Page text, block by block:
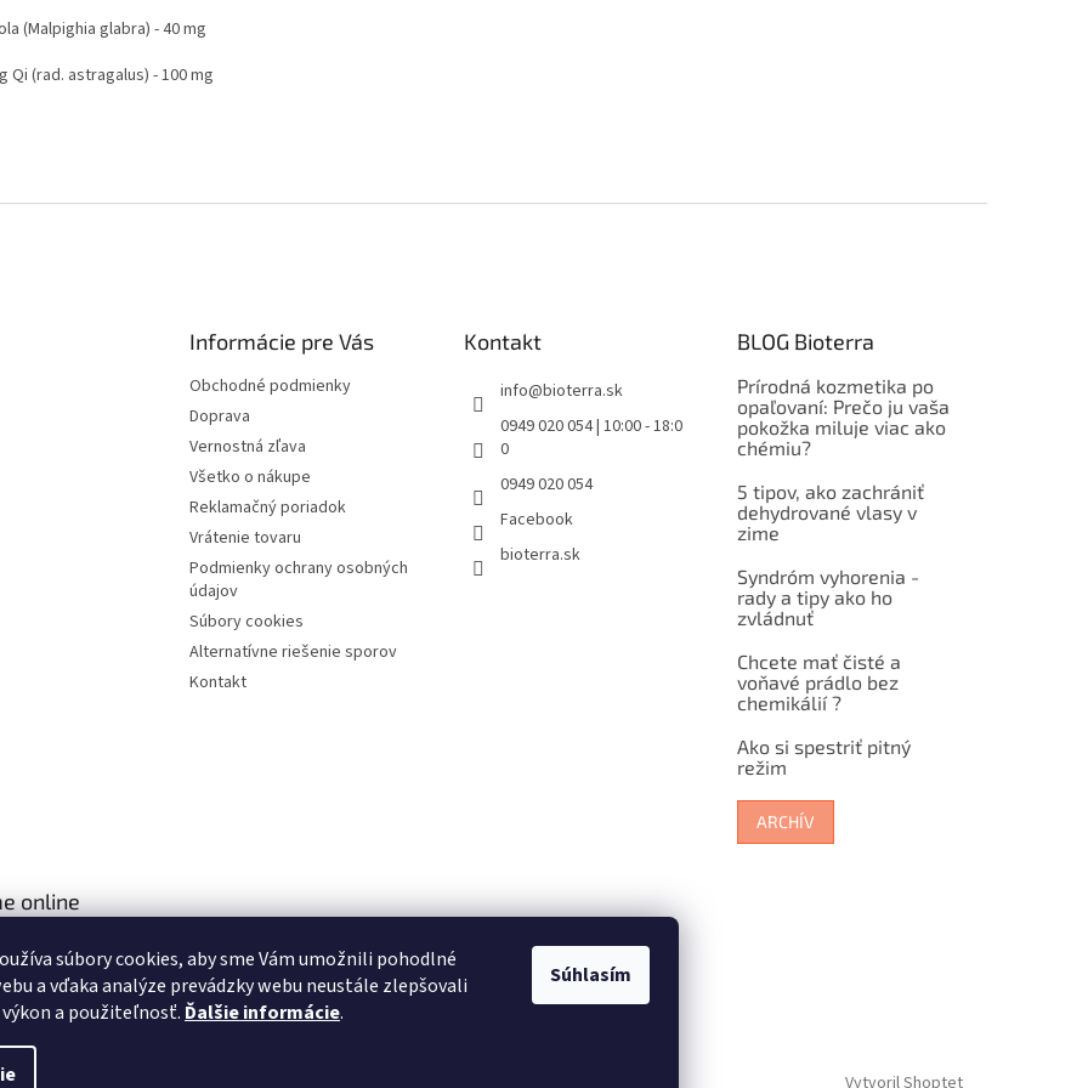
súbory cookies, aby sme Vám umožnili pohodlné
a vďaka analýze prevádzky webu neustále zlepšovali
a použiteľnosť. Ďalšie informácie.
Súhlasím
(Malpighia glabra) - 40 mg
Qi (rad. astragalus) - 100 mg
Informácie pre Vás
Obchodné podmienky
Doprava
Vernostná zľava
Všetko o nákupe
Reklamačný poriadok
Vrátenie tovaru
Podmienky ochrany osobných
údajov
Súbory cookies
Alternatívne riešenie sporov
Kontakt
Kontakt
info@bioterra.sk
0949 020 054 | 10:00 - 18:0
0
0949 020 054
Facebook
bioterra.sk
BLOG Bioterra
Prírodná kozmetika po
opaľovaní: Prečo ju vaša
pokožka miluje viac ako
chémiu?
5 tipov, ako zachrániť
dehydrované vlasy v
zime
Syndróm vyhorenia -
rady a tipy ako ho
zvládnuť
Chcete mať čisté a
voňavé prádlo bez
chemikálií ?
Ako si spestriť pitný
režim
ARCHÍV
online